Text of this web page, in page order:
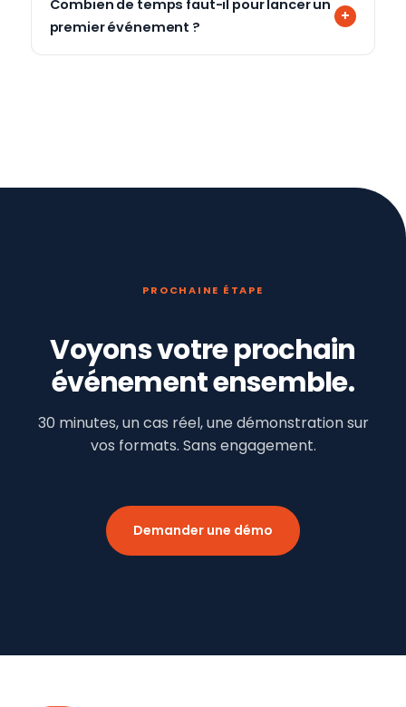
Combien de temps faut-il pour lancer un
premier événement ?
PROCHAINE ÉTAPE
Voyons votre prochain
événement ensemble.
30 minutes, un cas réel, une démonstration sur
vos formats. Sans engagement.
Demander une démo